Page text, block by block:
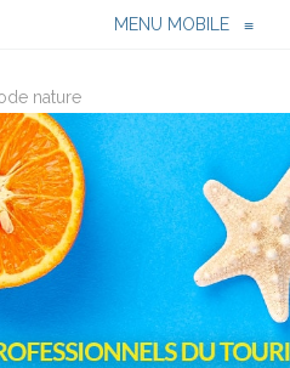
MENU MOBILE ≡
nature